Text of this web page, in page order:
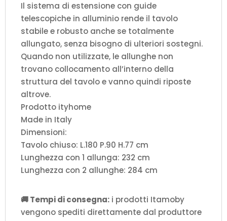
Il sistema di estensione con guide
telescopiche in alluminio rende il tavolo
stabile e robusto anche se totalmente
allungato, senza bisogno di ulteriori sostegni.
Quando non utilizzate, le allunghe non
trovano collocamento all’interno della
struttura del tavolo e vanno quindi riposte
altrove.
Prodotto ityhome
Made in Italy
Dimensioni:
Tavolo chiuso: L.180 P.90 H.77 cm
Lunghezza con 1 allunga: 232 cm
Lunghezza con 2 allunghe: 284 cm
🚚 Tempi di consegna: i prodotti Itamoby
vengono spediti direttamente dal produttore